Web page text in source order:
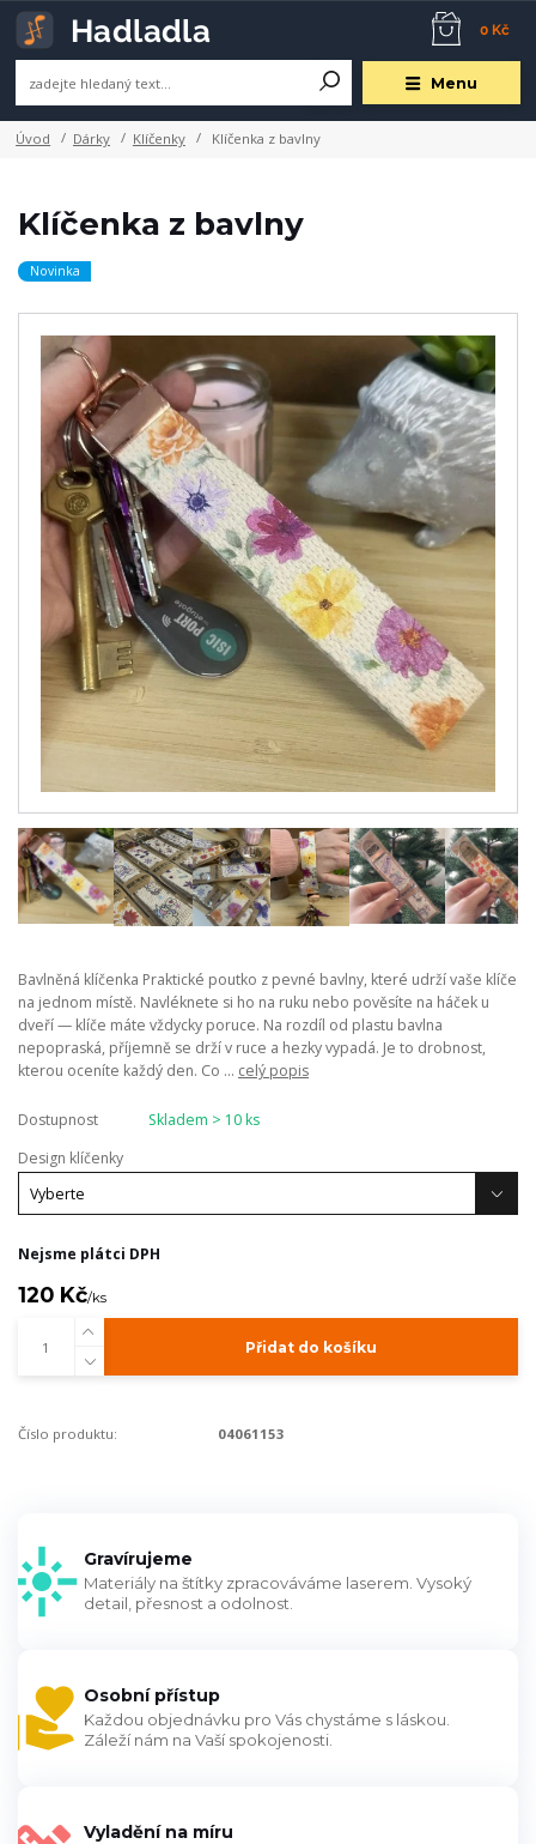
Menu
0 Kč
Úvod Dárky Klíčenky Klíčenka z bavlny
Klíčenka z bavlny
Novinka
Bavlněná klíčenka Praktické poutko z pevné bavlny, které udrží vaše klíče
na jednom místě. Navléknete si ho na ruku nebo pověsíte na háček u
dveří — klíče máte vždycky poruce. Na rozdíl od plastu bavlna
nepopraská, příjemně se drží v ruce a hezky vypadá. Je to drobnost,
kterou oceníte každý den. Co ... celý popis
Dostupnost
Skladem > 10 ks
Design klíčenky
Nejsme plátci DPH
120 Kč/ks
Přidat do košíku
Číslo produktu: 04061153
Gravírujeme
Materiály na štítky zpracováváme laserem. Vysoký
detail, přesnost a odolnost.
Osobní přístup
Každou objednávku pro Vás chystáme s láskou.
Záleží nám na Vaší spokojenosti.
Vyladění na míru